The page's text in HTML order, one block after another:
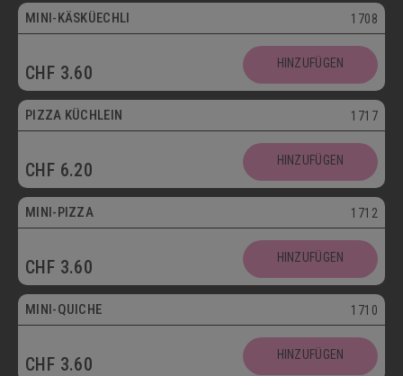
MINI-KÄSKÜECHLI 1708
CHF 3.60 HINZUFÜGEN
bis 30.09.
PIZZA KÜCHLEIN 1717
CHF 6.20 HINZUFÜGEN
Mini
MINI-PIZZA 1712
CHF 3.60 HINZUFÜGEN
Mini
MINI-QUICHE 1710
CHF 3.60 HINZUFÜGEN